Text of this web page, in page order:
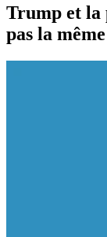
Trump et la
pas la